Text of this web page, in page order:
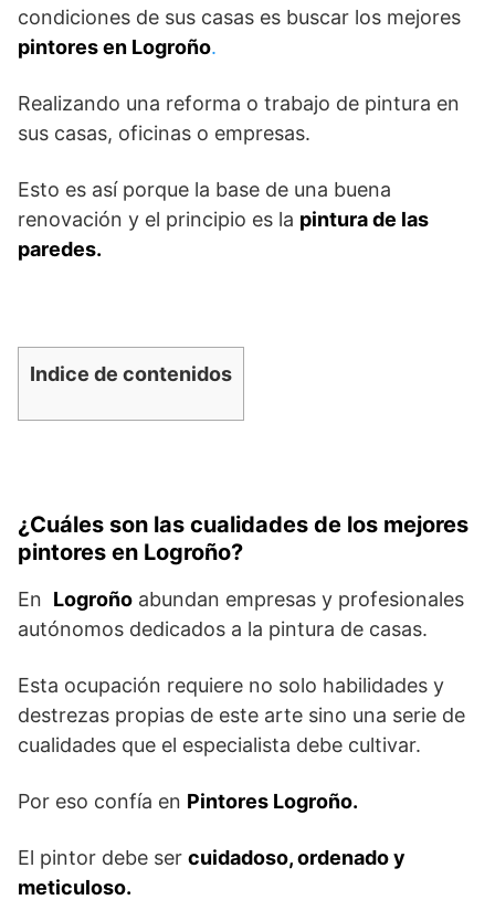
condiciones de sus casas es buscar los mejores
pintores en Logroño.
Realizando una reforma o trabajo de pintura en
sus casas, oficinas o empresas.
Esto es así porque la base de una buena
renovación y el principio es la pintura de las
paredes.
Indice de contenidos
¿Cuáles son las cualidades de los mejores
pintores en Logroño?
En Logroño abundan empresas y profesionales
autónomos dedicados a la pintura de casas.
Esta ocupación requiere no solo habilidades y
destrezas propias de este arte sino una serie de
cualidades que el especialista debe cultivar.
Por eso confía en Pintores Logroño.
El pintor debe ser cuidadoso, ordenado y
meticuloso.